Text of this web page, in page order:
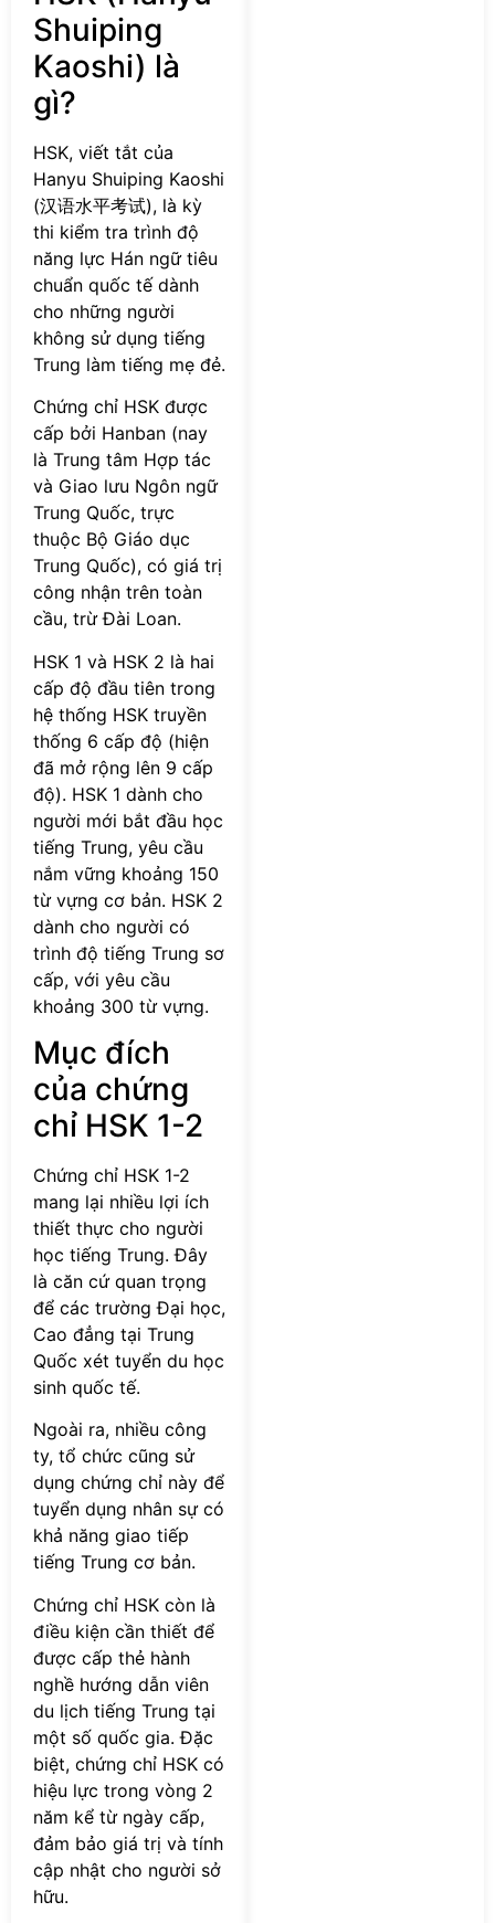
Shuiping
Kaoshi) là
gì?
HSK, viết tắt của
Hanyu Shuiping Kaoshi
(汉语水平考试), là kỳ
thi kiểm tra trình độ
năng lực Hán ngữ tiêu
chuẩn quốc tế dành
cho những người
không sử dụng tiếng
Trung làm tiếng mẹ đẻ.
Chứng chỉ HSK được
cấp bởi Hanban (nay
là Trung tâm Hợp tác
và Giao lưu Ngôn ngữ
Trung Quốc, trực
thuộc Bộ Giáo dục
Trung Quốc), có giá trị
công nhận trên toàn
cầu, trừ Đài Loan.
HSK 1 và HSK 2 là hai
cấp độ đầu tiên trong
hệ thống HSK truyền
thống 6 cấp độ (hiện
đã mở rộng lên 9 cấp
độ). HSK 1 dành cho
người mới bắt đầu học
tiếng Trung, yêu cầu
nắm vững khoảng 150
từ vựng cơ bản. HSK 2
dành cho người có
trình độ tiếng Trung sơ
cấp, với yêu cầu
khoảng 300 từ vựng.
Mục đích
của chứng
chỉ HSK 1-2
Chứng chỉ HSK 1-2
mang lại nhiều lợi ích
thiết thực cho người
học tiếng Trung. Đây
là căn cứ quan trọng
để các trường Đại học,
Cao đẳng tại Trung
Quốc xét tuyển du học
sinh quốc tế.
Ngoài ra, nhiều công
ty, tổ chức cũng sử
dụng chứng chỉ này để
tuyển dụng nhân sự có
khả năng giao tiếp
tiếng Trung cơ bản.
Chứng chỉ HSK còn là
điều kiện cần thiết để
được cấp thẻ hành
nghề hướng dẫn viên
du lịch tiếng Trung tại
một số quốc gia. Đặc
biệt, chứng chỉ HSK có
hiệu lực trong vòng 2
năm kể từ ngày cấp,
đảm bảo giá trị và tính
cập nhật cho người sở
hữu.